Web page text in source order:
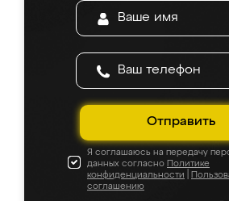
Отправить
Я соглашаюсь на передачу
данных согласно Политике
конфиденциальности
соглашению